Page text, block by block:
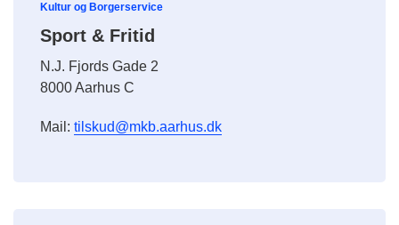
Kultur og Borgerservice
Sport & Fritid
N.J. Fjords Gade 2
8000 Aarhus C
Mail: tilskud@mkb.aarhus.dk